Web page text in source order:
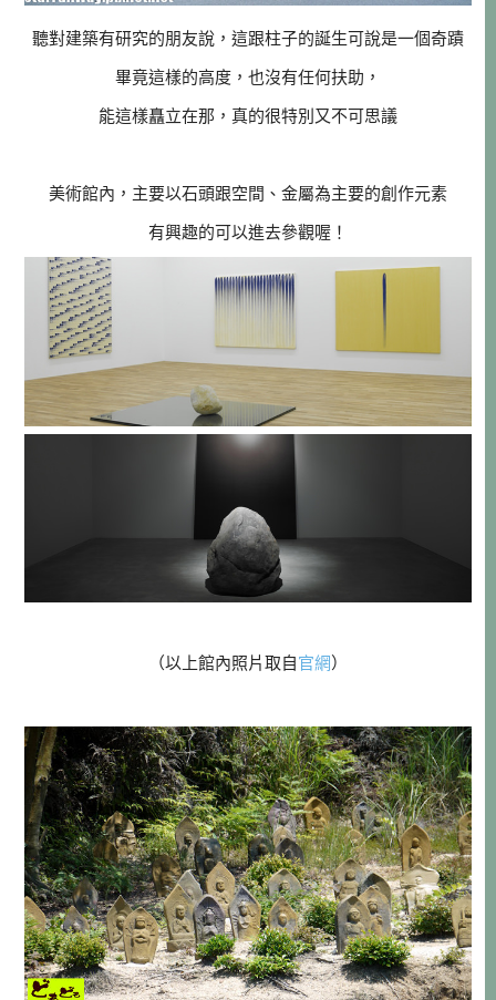
聽對建築有研究的朋友說，這跟柱子的誕生可說是一個奇蹟
畢竟這樣的高度，也沒有任何扶助，
能這樣矗立在那，真的很特別又不可思議
美術館內，主要以石頭跟空間、金屬為主要的創作元素
有興趣的可以進去參觀喔！
（以上館內照片取自官網）